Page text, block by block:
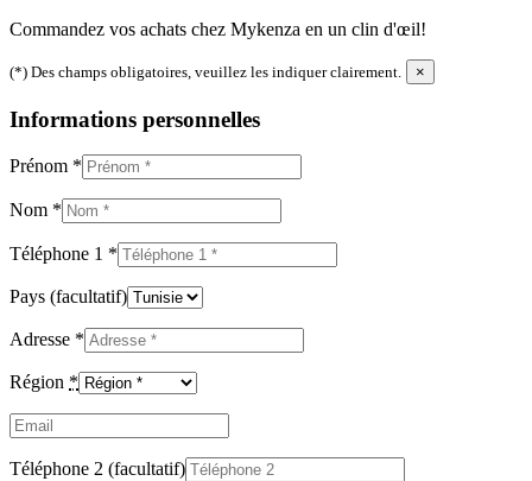
Commandez vos achats chez Mykenza en un clin d'œil!
(*) Des champs obligatoires, veuillez les indiquer clairement. ×
Informations personnelles
Prénom *
Nom *
Téléphone 1 *
Pays (facultatif)
Adresse *
Région *
Email
Téléphone 2 (facultatif)